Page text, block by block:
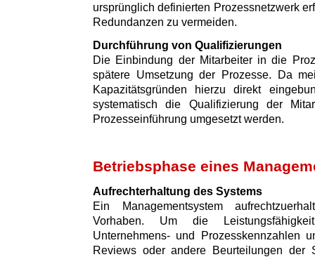
ursprünglich definierten Prozessnetzwerk
Redundanzen zu vermeiden.
Durchführung von Qualifizierungen
Die Einbindung der Mitarbeiter in die
spätere Umsetzung der Prozesse. Da
Kapazitätsgründen hierzu direkt
systematisch die Qualifizierung der
Prozesseinführung umgesetzt werden.
Betriebsphase eines
Aufrechterhaltung des Systems
Ein Managementsystem
Vorhaben. Um die
Unternehmens- und Prozesskennzahlen
Reviews oder andere Beurteilungen der